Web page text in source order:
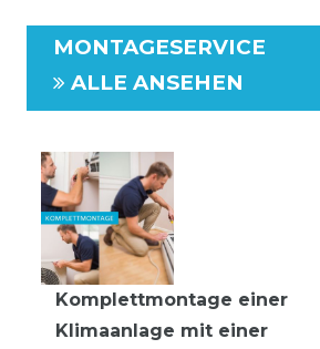
MONTAGESERVICE
ALLE ANSEHEN
Komplettmontage einer
Klimaanlage mit einer